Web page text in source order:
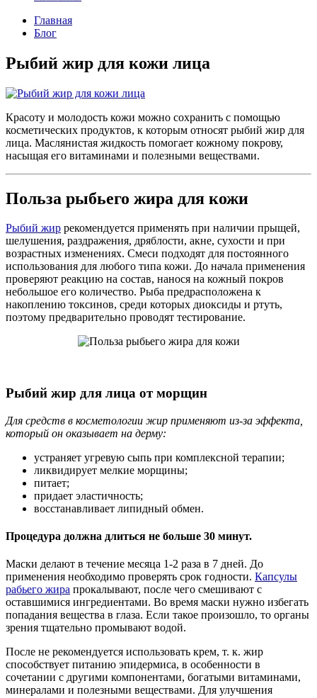
Главная
Блог
Рыбий жир для кожи лица
Красоту и молодость кожи можно сохранить с помощью
косметических продуктов, к которым относят рыбий жир для
лица. Маслянистая жидкость помогает кожному покрову,
насыщая его витаминами и полезными веществами.
Польза рыбьего жира для кожи
Рыбий жир рекомендуется применять при наличии прыщей,
шелушения, раздражения, дряблости, акне, сухости и при
возрастных изменениях. Смеси подходят для постоянного
использования для любого типа кожи. До начала применения
проверяют реакцию на состав, нанося на кожный покров
небольшое его количество. Рыба предрасположена к
накоплению токсинов, среди которых диоксиды и ртуть,
поэтому предварительно проводят тестирование.
Рыбий жир для лица от морщин
Для средств в косметологии жир применяют из-за эффекта,
который он оказывает на дерму:
устраняет угревую сыпь при комплексной терапии;
ликвидирует мелкие морщины;
питает;
придает эластичность;
восстанавливает липидный обмен.
Процедура должна длиться не больше 30 минут.
Маски делают в течение месяца 1-2 раза в 7 дней. До
применения необходимо проверять срок годности. Капсулы
рабьего жира прокалывают, после чего смешивают с
оставшимися ингредиентами. Во время маски нужно избегать
попадания вещества в глаза. Если такое произошло, то органы
зрения тщательно промывают водой.
После не рекомендуется использовать крем, т. к. жир
способствует питанию эпидермиса, в особенности в
сочетании с другими компонентами, богатыми витаминами,
минералами и полезными веществами. Для улучшения